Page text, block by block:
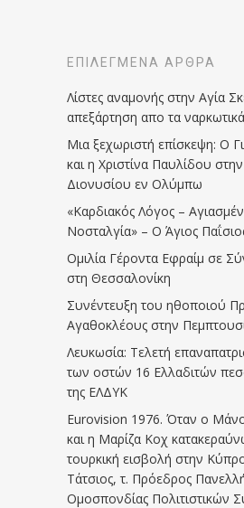
ΕΠΙΛΕΓΜΈΝΑ ΆΡΘΡΑ
Λίστες αναμονής στην Αγία
απεξάρτηση απο τα ναρκωτικά
Μια ξεχωριστή επίσκεψη: Ο
και η Χριστίνα Παυλίδου
Διονυσίου εν Ολύμπω
«Καρδιακός Λόγος –
Νοσταλγία» – Ο Άγιος
Ομιλία Γέροντα Εφραίμ σε
στη Θεσσαλονίκη
Συνέντευξη του ηθοποιού
Αγαθοκλέους στην
Λευκωσία: Τελετή
των οστών 16 Ελλαδιτών
της ΕΛΔΥΚ
Eurovision 1976. Όταν ο
και η Μαρίζα Κοχ
τουρκική εισβολή στην
Τάτσιος, τ. Πρόεδρος
Ομοσπονδίας Πολιτιστικών